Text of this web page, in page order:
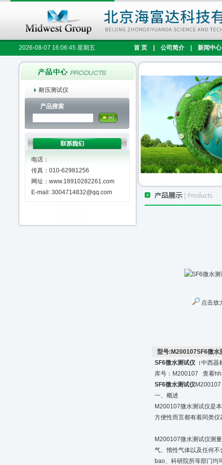
2026-08-07 16:06:46 星期五 首 页 公司简介 新闻中心
耐压测试仪
产品搜索
电话：
传真：010-62981256
网址：www.18910282261.com
E-mail: 3004714832@qq.com
点击放
型号:M200107SF6微水
SF6微水测试仪 （中西
库号：M200107 查看hh
SF6微水测试仪M200107
一、概述
M200107微水测试仪是
方便性而言都有着同类
M200107微水测试仪测
气、惰性气体以及任何
bao、科研院所等部门均